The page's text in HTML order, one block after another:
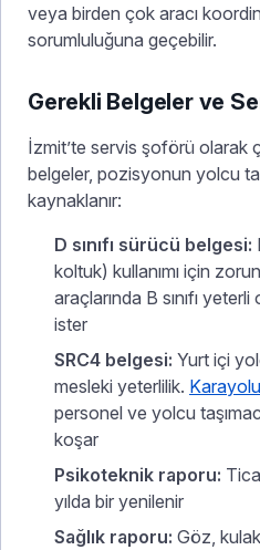
veya birden çok aracı
sorumluluğuna geçebilir.
Gerekli Belgeler ve
İzmit’te servis şoförü olarak
belgeler, pozisyonun yolcu
kaynaklanır:
D sınıfı sürücü belgesi:
koltuk) kullanımı için
araçlarında B sınıfı
ister
SRC4 belgesi: Yurt içi
mesleki yeterlilik.
personel ve yolcu
koşar
Psikoteknik raporu:
yılda bir yenilenir
Sağlık raporu: Göz,